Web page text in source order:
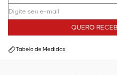
QUERO
Tabela de Medidas